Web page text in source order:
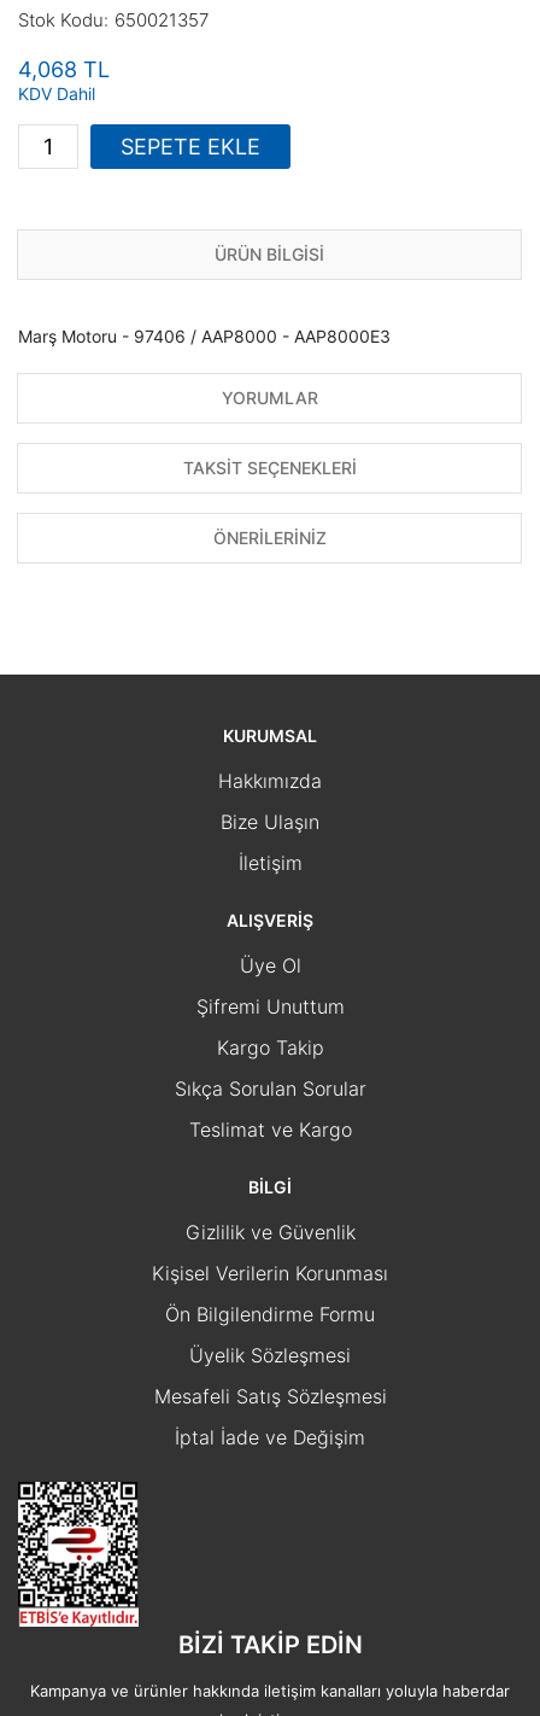
Stok Kodu 650021357
4,068 TL
KDV Dahil
SEPETE EKLE
ÜRÜN BİLGİSİ
Marş Motoru - 97406 / AAP8000 - AAP8000E3
YORUMLAR
TAKSİT SEÇENEKLERİ
ÖNERİLERİNİZ
KURUMSAL
Hakkımızda
Bize Ulaşın
İletişim
ALIŞVERİŞ
Üye Ol
Şifremi Unuttum
Kargo Takip
Sıkça Sorulan Sorular
Teslimat ve Kargo
BİLGİ
Gizlilik ve Güvenlik
Kişisel Verilerin Korunması
Ön Bilgilendirme Formu
Üyelik Sözleşmesi
Mesafeli Satış Sözleşmesi
İptal İade ve Değişim
BİZİ TAKİP EDİN
Kampanya ve ürünler hakkında iletişim kanalları yoluyla haberdar